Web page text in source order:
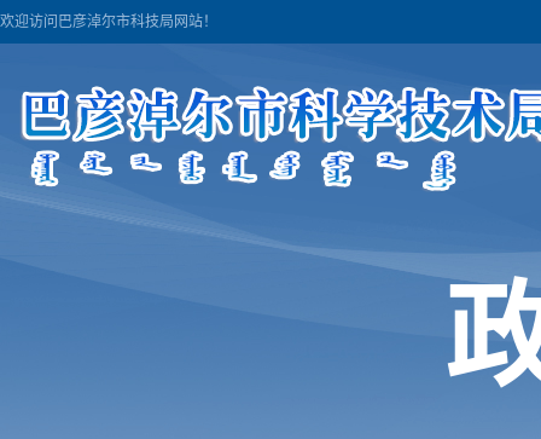
欢迎访问巴彦淖尔市科技局网站！